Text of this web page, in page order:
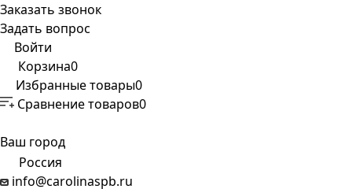
Заказать звонок
Задать вопрос
Войти
Корзина0
Избранные товары0
Сравнение товаров0
Ваш город
Россия
info@carolinaspb.ru